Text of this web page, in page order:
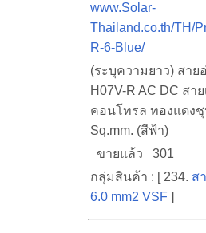
www.Solar-
Thailand.co.th/TH/
R-6-Blue/
(ระบุความยาว) สาย
H07V-R AC DC สาย
คอนโทรล ทองแดงชุ
Sq.mm. (สีฟ้า)
ขายแล้ว 301
กลุ่มสินค้า : [ 234. ส
6.0 mm2 VSF ]